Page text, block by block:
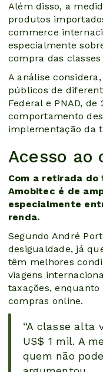
Além disso, a
produtos
commerce
especialmente
compra das
A análise
públicos de
Federal e PNAD, de
comportamento
implementação da
Acesso ao
Com a retirada
Amobitec é de
especialmente
renda.
Segundo André
desigualdade, já
têm melhores
viagens
taxações,
compras online.
“A classe alta
US$ 1 mil. A
quem não